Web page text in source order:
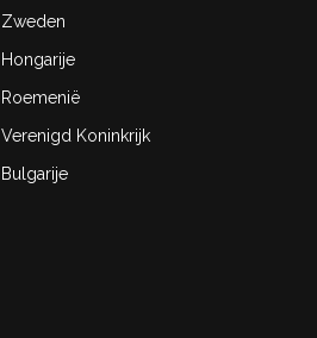
Zweden
Hongarije
Roemenië
Verenigd Koninkrijk
Bulgarije